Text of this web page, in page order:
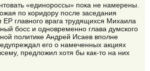
«единороссы» пока не намерены.
по коридору после заседания
главного врага трудящихся Михаила
босс и одновременно глава думского
политике Андрей Исаев вполне
его о намеченных акциях
предложил хотя бы как-то на них